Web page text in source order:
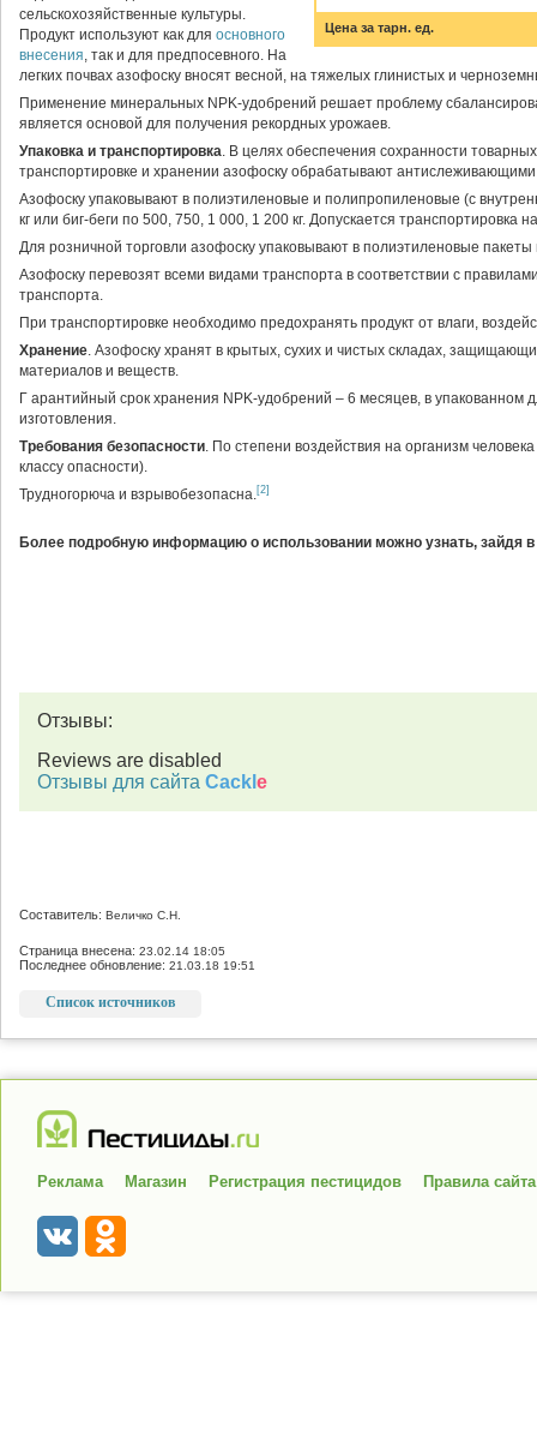
Цена за тарн. ед.
сельскохозяйственные культуры.
Продукт используют как для основного
внесения, так и для предпосевного. На
легких почвах азофоску вносят весной, на тяжелых глинистых и
Применение минеральных NPK-удобрений решает проблему
является основой для получения рекордных урожаев.
Упаковка и транспортировка. В целях обеспечения сохранности
транспортировке и хранении азофоску обрабатывают
Азофоску упаковывают в полиэтиленовые и полипропиленовые (с
кг или биг-беги по 500, 750, 1 000, 1 200 кг. Допускается транспортировка
Для розничной торговли азофоску упаковывают в полиэтиленовые
Азофоску перевозят всеми видами транспорта в соответствии с
транспорта.
При транспортировке необходимо предохранять продукт от влаги,
Хранение. Азофоску хранят в крытых, сухих и чистых складах,
материалов и веществ.
Г арантийный срок хранения NPK-удобрений – 6 месяцев, в упакованном
изготовления.
Требования безопасности. По степени воздействия на организм
классу опасности).
Трудногорюча и взрывобезопасна.[2]
Более подробную информацию о использовании можно узнать, зайдя в
Отзывы:
Reviews are disabled
Отзывы для сайта Cackl e
Составитель: Величко С.Н.
Страница внесена: 23.02.14 18:05
Последнее обновление: 21.03.18 19:51
Список источников
Реклама Магазин Регистрация пестицидов Правила сайта